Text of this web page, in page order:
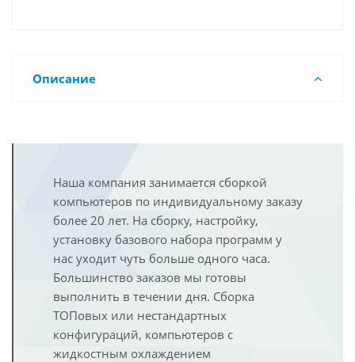
Описание
Наша компания занимается сборкой
компьютеров по индивидуальному заказу
более 20 лет. На сборку, настройку,
установку базового набора программ у
нас уходит чуть больше одного часа.
Большинство заказов мы готовы
выполнить в течении дня. Сборка
ТОПовых или нестандартных
конфигураций, компьютеров с
жидкостным охлаждением